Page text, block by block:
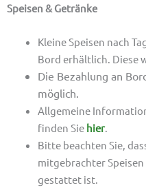
Speisen & Getränke
Kleine Speisen nach
Bord erhältlich. Diese
Die Bezahlung an
möglich.
Allgemeine
finden Sie hier.
Bitte beachten Sie,
mitgebrachter
gestattet ist.